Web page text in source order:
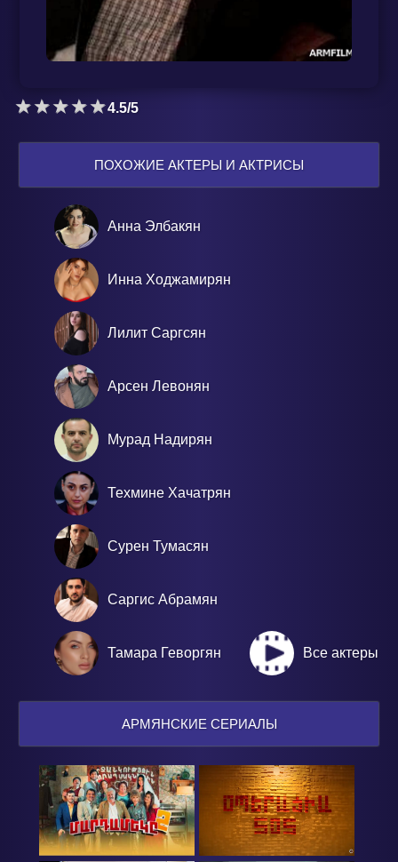
4.5/5
ПОХОЖИЕ АКТЕРЫ И АКТРИСЫ
Анна Элбакян
Инна Ходжамирян
Лилит Саргсян
Арсен Левонян
Мурад Надирян
Техмине Хачатрян
Сурен Тумасян
Саргис Абрамян
Тамара Геворгян Все актеры
АРМЯНСКИЕ СЕРИАЛЫ